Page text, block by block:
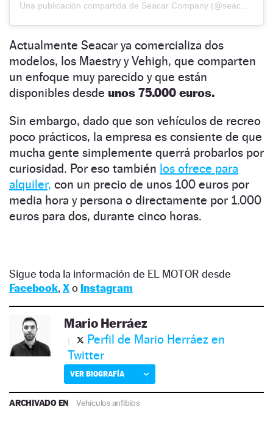
Una publicación compartida de Seacar Company (@seacarcompany)
Actualmente Seacar ya comercializa dos
modelos, los Maestry y Vehigh, que comparten
un enfoque muy parecido y que están
disponibles desde unos 75.000 euros.
Sin embargo, dado que son vehículos de recreo
poco prácticos, la empresa es consiente de que
mucha gente simplemente querrá probarlos por
curiosidad. Por eso también los ofrece para
alquiler, con un precio de unos 100 euros por
media hora y persona o directamente por 1.000
euros para dos, durante cinco horas.
Sigue toda la información de EL MOTOR desde
Facebook, Xo Instagram
Mario Herráez
Perfil de Mario Herráez en
Twitter
VER BIOGRAFÍA
ARCHIVADO EN Vehículos anfibios